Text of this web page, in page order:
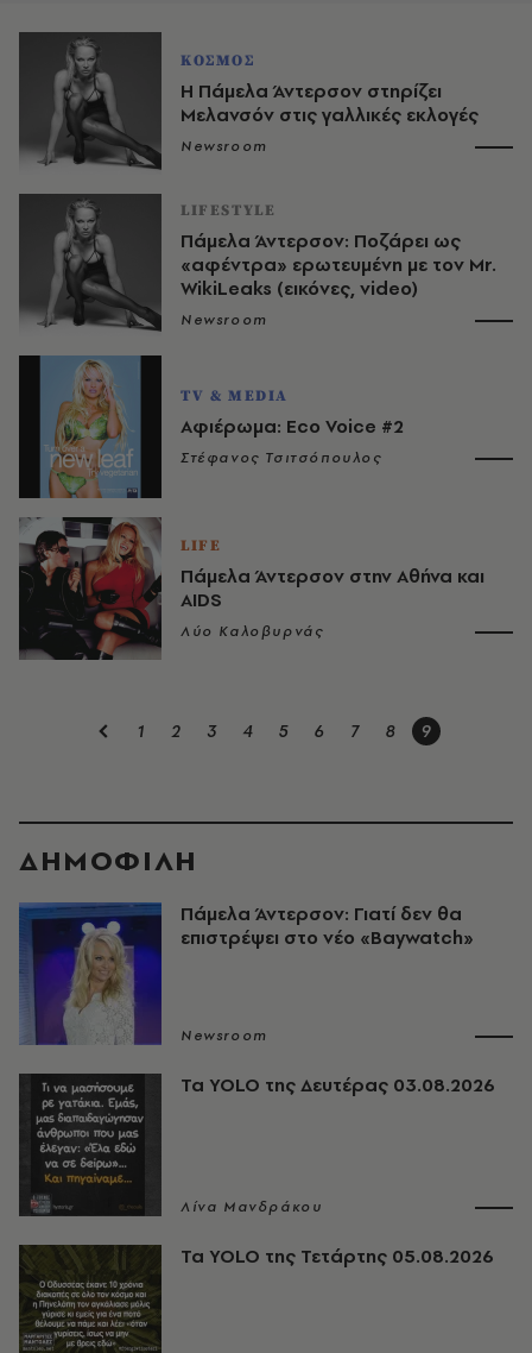
ΚΟΣΜΟΣ
Η Πάμελα Άντερσον στηρίζει
Μελανσόν στις γαλλικές εκλογές
Newsroom
LIFESTYLE
Πάμελα Άντερσον: Ποζάρει ως
«αφέντρα» ερωτευμένη με τον Mr.
WikiLeaks (εικόνες, video)
Newsroom
TV & MEDIA
Αφιέρωμα: Eco Voice #2
Στέφανος Τσιτσόπουλος
LIFE
Πάμελα Άντερσον στην Aθήνα και
AIDS
Λύο Καλοβυρνάς
1 2 3 4 5 6 7 8 9
ΔΗΜΟΦΙΛΗ
Πάμελα Άντερσον: Γιατί δεν θα
επιστρέψει στο νέο «Baywatch»
Newsroom
Τα YOLO της Δευτέρας 03.08.2026
Λίνα Μανδράκου
Τα YOLO της Τετάρτης 05.08.2026